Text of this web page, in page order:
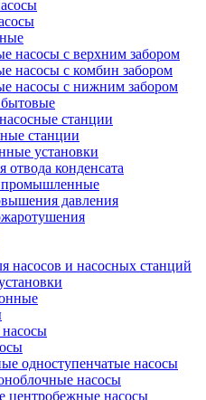
насосы с верхним забором
насосы с комбин забором
насосы с нижним забором
станции
станции
установки
отвода конденсата
промышленные
давления
насосов и насосных станций
одноступенчатые насосы
насосы
центробежные насосы